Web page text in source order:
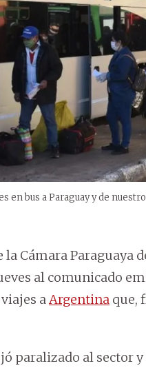
en bus a Paraguay y de
Cámara Paraguaya
al comunicado
aArgentina que,
paralizado al sector